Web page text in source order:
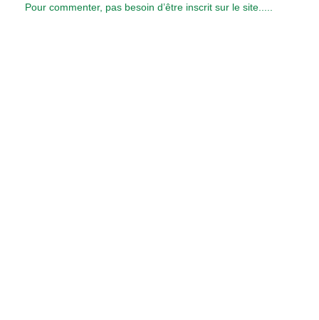
Pour commenter, pas besoin d’être inscrit sur le site.....